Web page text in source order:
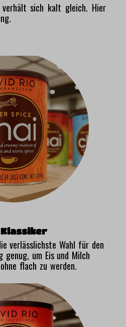
sich kalt gleich. Hier
verlässlichste Wahl für den
um Eis und Milch
flach zu werden.